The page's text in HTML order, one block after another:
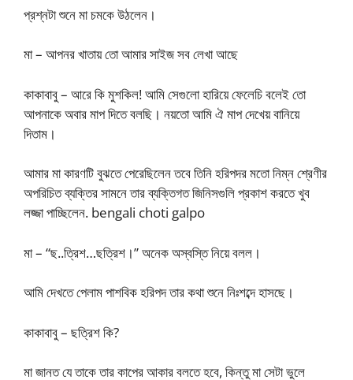
প্রশ্নটা শুনে মা চমকে উঠলেন।
মা – আপনর খাতায় তো আমার সাইজ সব লেখা আছে
কাকাবাবু – আরে কি মুশকিল! আমি সেগুলো হারিয়ে ফেলেচি বলেই তো
আপনাকে অবার মাপ দিতে বলছি। নয়তো আমি ঐ মাপ দেখেয় বানিয়ে
দিতাম।
আমার মা কারণটি বুঝতে পেরেছিলেন তবে তিনি হরিপদর মতো নিম্ন শ্রেণীর
অপরিচিত ব্যক্তির সামনে তার ব্যক্তিগত জিনিসগুলি প্রকাশ করতে খুব
লজ্জা পাচ্ছিলেন. bengali choti galpo
মা – “ছ..ত্রিশ…ছত্রিশ।” অনেক অস্বস্তি নিয়ে বলল।
আমি দেখতে পেলাম পাশবিক হরিপদ তার কথা শুনে নিঃশব্দে হাসছে।
কাকাবাবু – ছত্রিশ কি?
মা জানত যে তাকে তার কাপের আকার বলতে হবে, কিন্তু মা সেটা ভুলে